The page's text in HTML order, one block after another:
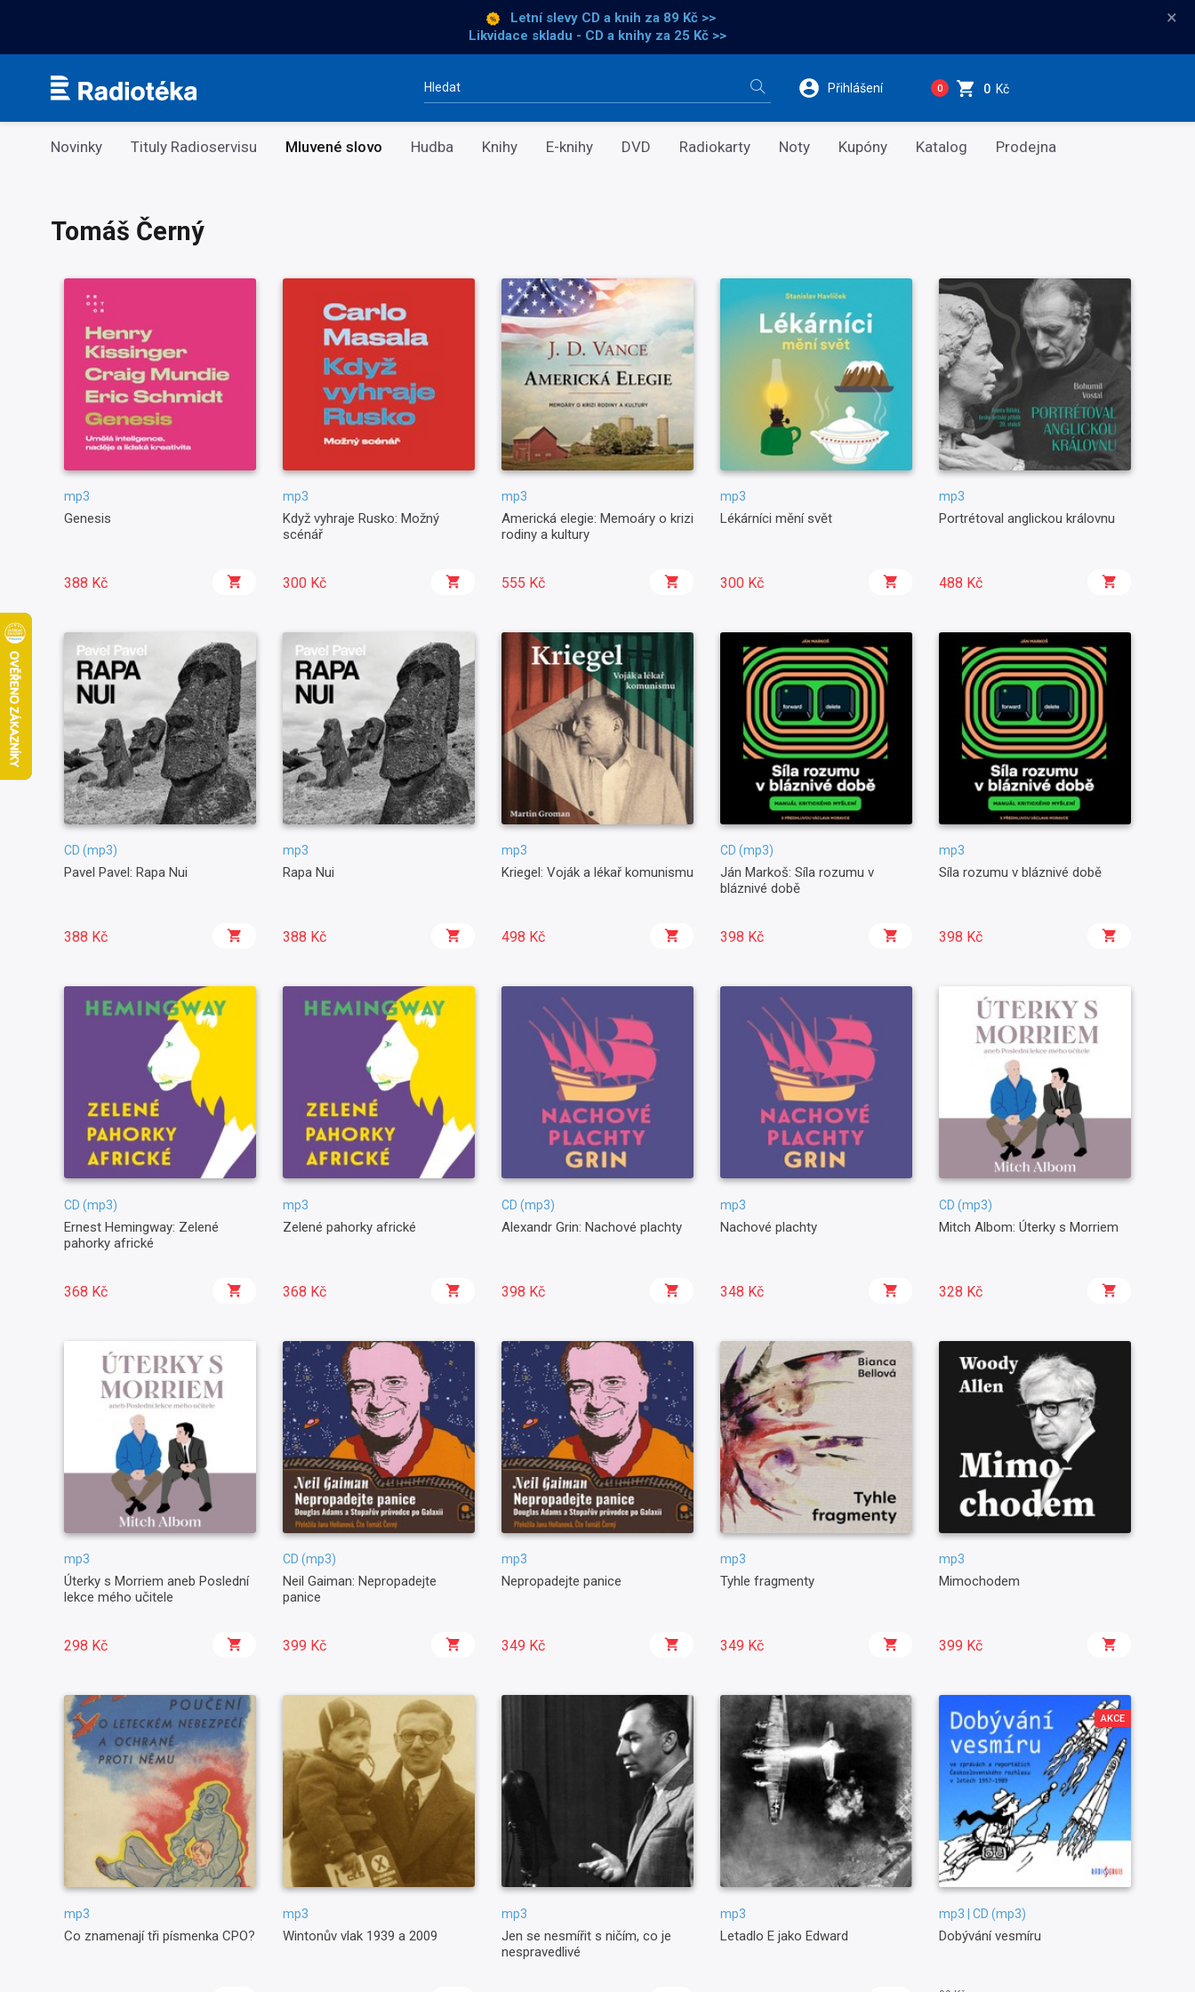
Letní slevy CD a knih za 89 Kč >>
Likvidace skladu - CD a knihy za 25 Kč >>
×
Vyhledávání Přihlášení 0 0 Kč
Kategorie
Novinky Tituly Radioservisu Mluvené slovo Hudba Knihy E-knihy DVD Radiokarty Noty Kupóny Katalog Prodejna
Tomáš Černý
mp3
Genesis
388 Kč
mp3
Když vyhraje Rusko: Možný
scénář
300 Kč
mp3
Americká elegie: Memoáry o krizi
rodiny a kultury
555 Kč
mp3
Lékárníci mění svět
300 Kč
mp3
Portrétoval anglickou královnu
488 Kč
CD (mp3)
Pavel Pavel: Rapa Nui
388 Kč
mp3
Rapa Nui
388 Kč
mp3
Kriegel: Voják a lékař komunismu
498 Kč
CD (mp3)
Ján Markoš: Síla rozumu v
bláznivé době
398 Kč
mp3
Síla rozumu v bláznivé době
398 Kč
CD (mp3)
Ernest Hemingway: Zelené
pahorky africké
368 Kč
mp3
Zelené pahorky africké
368 Kč
CD (mp3)
Alexandr Grin: Nachové plachty
398 Kč
mp3
Nachové plachty
348 Kč
CD (mp3)
Mitch Albom: Úterky s Morriem
328 Kč
mp3
Úterky s Morriem aneb Poslední
lekce mého učitele
298 Kč
CD (mp3)
Neil Gaiman: Nepropadejte
panice
399 Kč
mp3
Nepropadejte panice
349 Kč
mp3
Tyhle fragmenty
349 Kč
mp3
Mimochodem
399 Kč
mp3
Co znamenají tři písmenka CPO?
mp3
Wintonův vlak 1939 a 2009
mp3
Jen se nesmířit s ničím, co je
nespravedlivé
mp3
Letadlo E jako Edward
AKCE
mp3 | CD (mp3)
Dobývání vesmíru